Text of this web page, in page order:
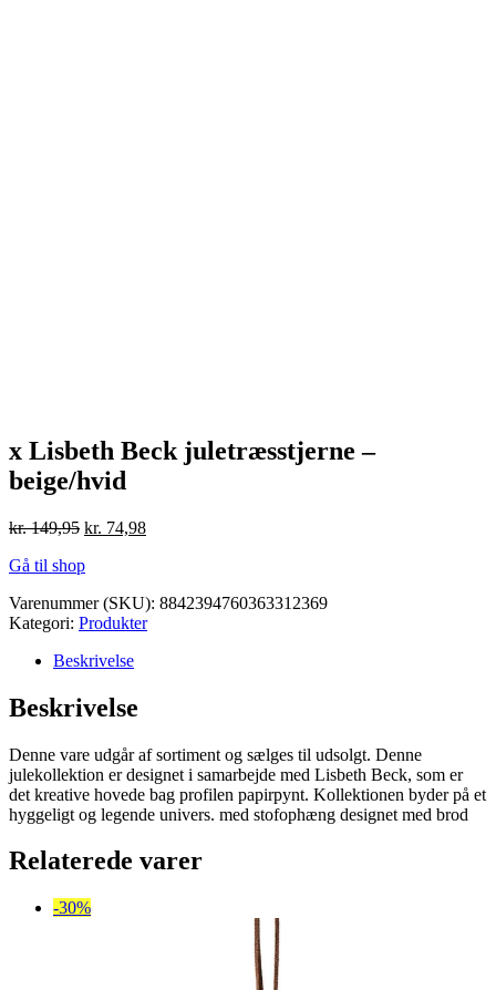
x Lisbeth Beck juletræsstjerne –
beige/hvid
kr.149,95 Den
pris
kr. 149,95.
kr. 74,98Den
kr. 74,98.
Gå til shop
Varenummer (SKU): 8842394760363312369
Kategori: Produkter
Beskrivelse
Beskrivelse
Denne vare udgår af sortiment og sælges til udsolgt. Denne
julekollektion er designet i samarbejde med Lisbeth Beck, som er
det kreative hovede bag profilen papirpynt. Kollektionen byder på et
hyggeligt og legende univers. med stofophæng designet med brod
Relaterede varer
-30%